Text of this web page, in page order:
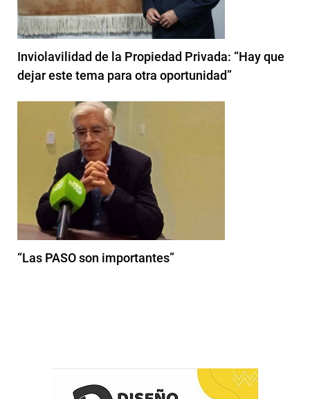
Inviolavilidad de la Propiedad Privada: “Hay que
dejar este tema para otra oportunidad”
“Las PASO son importantes”